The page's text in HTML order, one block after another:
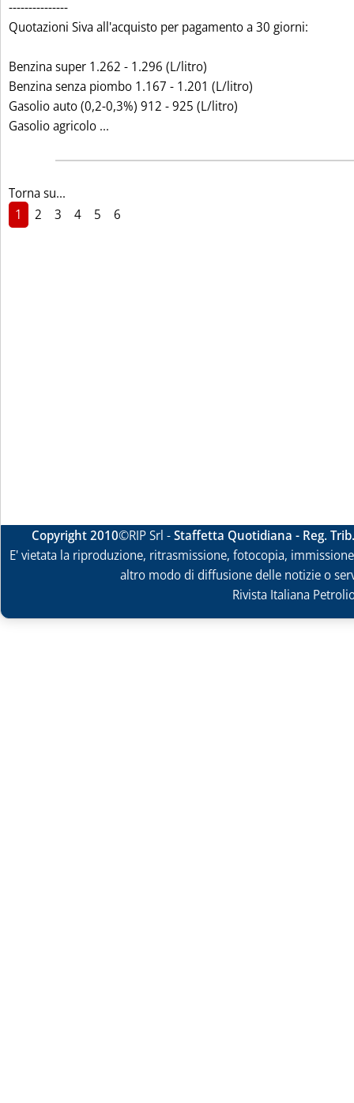
---------------
Quotazioni Siva all'acquisto per pagamento a 30 giorni:
Benzina super 1.262 - 1.296 (L/litro)
Benzina senza piombo 1.167 - 1.201 (L/litro)
Gasolio auto (0,2-0,3%) 912 - 925 (L/litro)
Gasolio agricolo ...
Torna su...
1
2 3 4 5 6
Copyright 2010©RIP Srl -Staffetta Quotidiana - Reg.
E' vietata la riproduzione, ritrasmissione, fotocopia,
altro modo di diffusione delle notizie o
Rivista Italiana